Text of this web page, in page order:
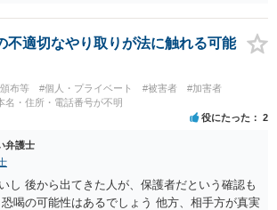
方、ブランド名、文字主体のロゴ、商品情報、
販売コンセプトなどは、通常、著作物には当た
ゴに独自の図形やイラスト等が含まれる場合に
作物となる可能性があります。 また、人物写真
肖像に関する権利は被写体本人に帰属します
。 ウェブサイト全体に当然に著作権が生じる
なレイアウトや配色、依頼者から提供された素
した部分には、通常、著作物性は認められにく
に具体的な画面構成の一部に創作性が認められ
部分に限られ、ご相談者の写真や文章等を制作
不適切なやり取りが法に触れる可能
布等 #個人・プライベート #被害者
#加害者
名・住所・電話番号が不明
役にたった 2
弁護士
し 後から出てきた人が、保護者だという確認も
喝の可能性はあるでしょう 他方、相手方が真実